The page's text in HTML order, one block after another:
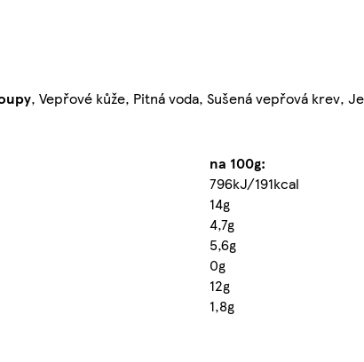
, Vepřové kůže, Pitná voda, Sušená vepřová krev,
na 100g:
796kJ/191kcal
14g
4,7g
5,6g
0g
12g
1,8g